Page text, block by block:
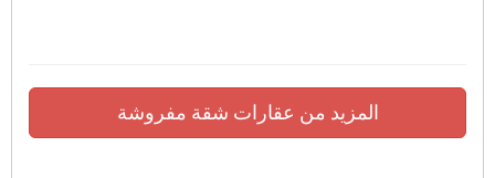
المزيد من عقارات شقة مفروشة